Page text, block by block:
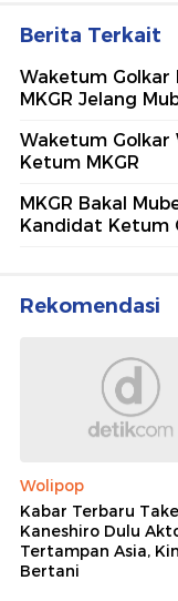
Berita Terkait
Waketum Golkar
MKGR Jelang
Waketum Golkar
Ketum MKGR
MKGR Bakal
Kandidat Ketum
Rekomendasi
Wolipop
Kabar Terbaru
Kaneshiro Dulu
Tertampan Asia,
Bertani